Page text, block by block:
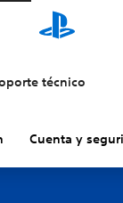
técnico
Cuenta y